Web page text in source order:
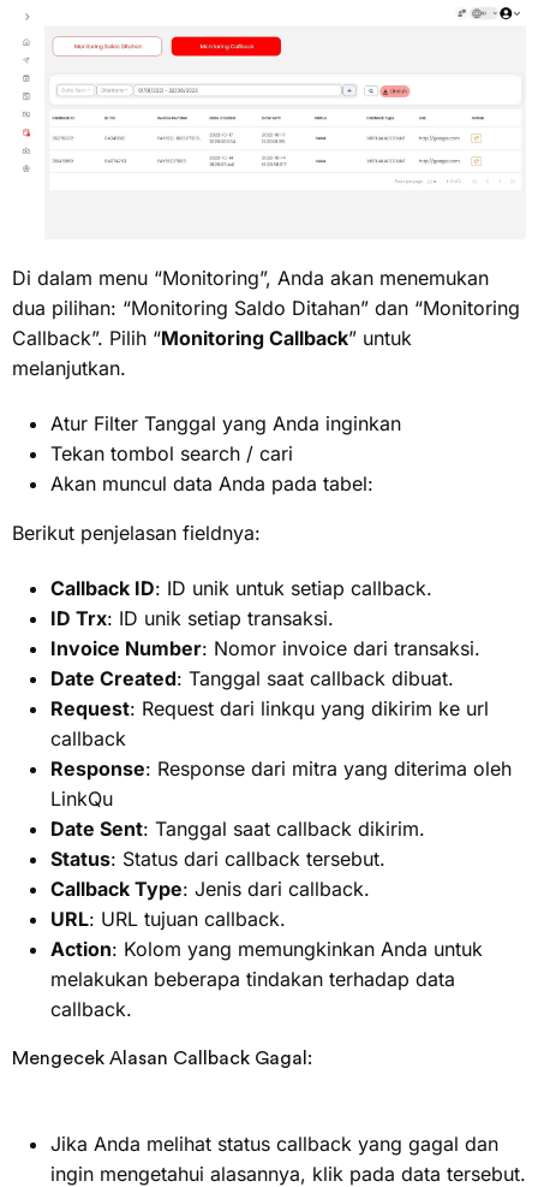
Di dalam menu “Monitoring”, Anda akan menemukan
dua pilihan: “Monitoring Saldo Ditahan” dan “Monitoring
Callback”. Pilih “Monitoring Callback” untuk
melanjutkan.
Atur Filter Tanggal yang Anda inginkan
Tekan tombol search / cari
Akan muncul data Anda pada tabel:
Berikut penjelasan fieldnya:
Callback ID: ID unik untuk setiap callback.
ID Trx: ID unik setiap transaksi.
Invoice Number: Nomor invoice dari transaksi.
Date Created: Tanggal saat callback dibuat.
Request: Request dari linkqu yang dikirim ke url
callback
Response: Response dari mitra yang diterima oleh
LinkQu
Date Sent: Tanggal saat callback dikirim.
Status: Status dari callback tersebut.
Callback Type: Jenis dari callback.
URL: URL tujuan callback.
Action: Kolom yang memungkinkan Anda untuk
melakukan beberapa tindakan terhadap data
callback.
Mengecek Alasan Callback Gagal:
Jika Anda melihat status callback yang gagal dan
ingin mengetahui alasannya, klik pada data tersebut.